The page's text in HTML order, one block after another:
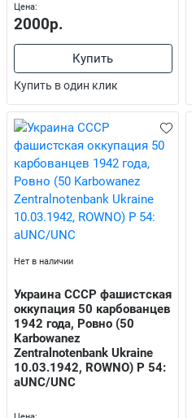
Цена:
2000р.
Купить
Купить в один клик
Нет в наличии
Украина СССР фашистская
оккупация 50 карбованцев
1942 года, Ровно (50
Karbowanez
Zentralnotenbank Ukraine
10.03.1942, ROWNO) P 54:
aUNC/UNC